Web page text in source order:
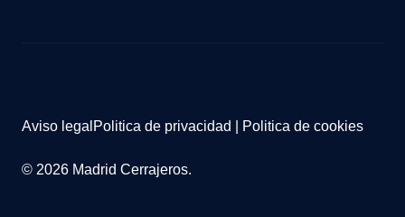
© 2026 Madrid Cerrajeros.
Aviso legal Politica de privacidad Politica de cookies